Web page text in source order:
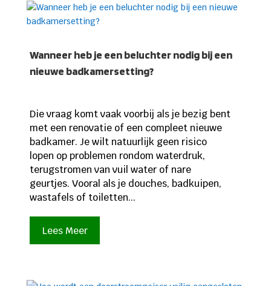
Wanneer heb je een beluchter nodig bij een
nieuwe badkamersetting?
Die vraag komt vaak voorbij als je bezig bent
met een renovatie of een compleet nieuwe
badkamer. Je wilt natuurlijk geen risico
lopen op problemen rondom waterdruk,
terugstromen van vuil water of nare
geurtjes. Vooral als je douches, badkuipen,
wastafels of toiletten...
Lees Meer